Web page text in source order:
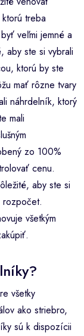
treba
veľmi jemné a
aby ste si vybrali
ktorú by ste
mať rôzne tvary
náhrdelník, ktorý
mali
zo 100%
cenu.
aby ste si
rozpočet.
všetkým
všetky
ako striebro,
sú k dispozícii